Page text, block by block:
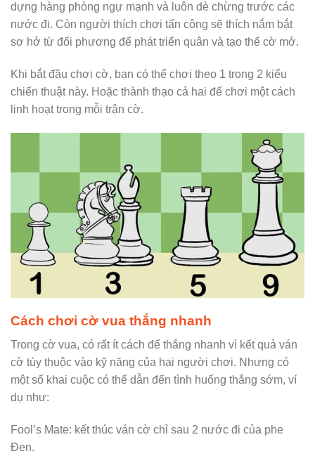
dựng hàng phòng ngự mạnh và luôn dè chừng trước các
nước đi. Còn người thích chơi tấn công sẽ thích nắm bắt
sơ hở từ đối phương để phát triển quân và tạo thế cờ mở.
Khi bắt đầu chơi cờ, bạn có thể chơi theo 1 trong 2 kiểu
chiến thuật này. Hoặc thành thạo cả hai để chơi một cách
linh hoạt trong mỗi trận cờ.
Cách chơi cờ vua thắng nhanh
Trong cờ vua, có rất ít cách để thắng nhanh vì kết quả ván
cờ tùy thuộc vào kỹ năng của hai người chơi. Nhưng có
một số khai cuộc có thể dẫn đến tình huống thắng sớm, ví
dụ như:
Fool’s Mate: kết thúc ván cờ chỉ sau 2 nước đi của phe
Đen.